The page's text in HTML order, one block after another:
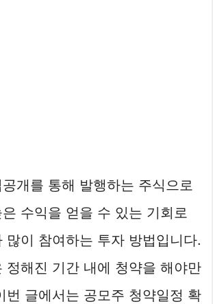
개를 통해 발행하는 주식으로
수익을 얻을 수 있는 기회로
많이 참여하는 투자 방법입니다.
정해진 기간 내에 청약을 해야만
번 글에서는 공모주 청약일정 확